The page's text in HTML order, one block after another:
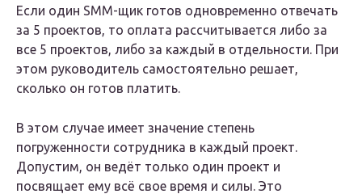
Если один SMM-щик готов одновременно отвечать
за 5 проектов, то оплата рассчитывается либо за
все 5 проектов, либо за каждый в отдельности. При
этом руководитель самостоятельно решает,
сколько он готов платить.
В этом случае имеет значение степень
погруженности сотрудника в каждый проект.
Допустим, он ведёт только один проект и
посвящает ему всё свое время и силы. Это